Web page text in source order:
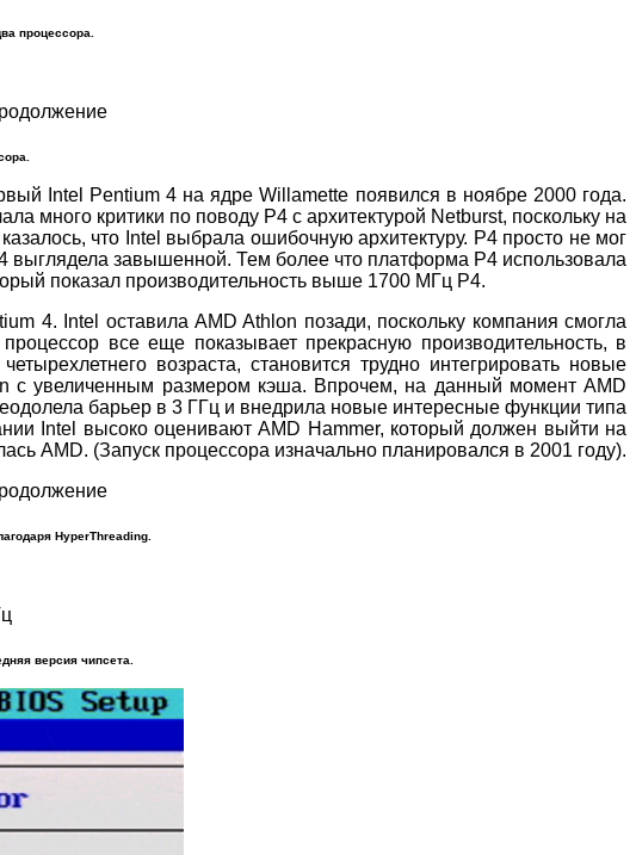
процессора.
Intel Pentium 4 на ядре Willamette появился в ноябре 2000 года.
много критики по поводу P4 с архитектурой Netburst, поскольку на
что Intel выбрала ошибочную архитектуру. P4 просто не мог
выглядела завышенной. Тем более что платформа P4 использовала
показал производительность выше 1700 МГц P4.
4. Intel оставила AMD Athlon позади, поскольку компания смогла
все еще показывает прекрасную производительность, в
возраста, становится трудно интегрировать новые
с увеличенным размером кэша. Впрочем, на данный момент AMD
барьер в 3 ГГц и внедрила новые интересные функции типа
Intel высоко оценивают AMD Hammer, который должен выйти на
AMD. (Запуск процессора изначально планировался в 2001 году).
HyperThreading.
версия чипсета.